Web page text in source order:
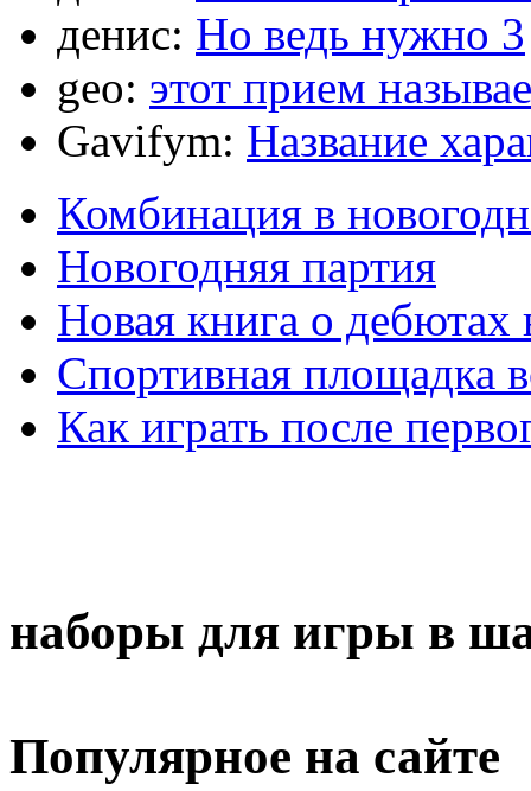
денис: Но ведь нужно 3
geo: этот прием
Gavifym: Название
Комбинация в
Новогодняя партия
Новая книга о
Спортивная площадка
Как играть после
наборы для игры в
Популярное на сайте